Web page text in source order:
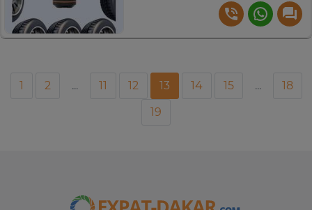
1 2 ... 11 12 13 14 15 ...
18
19